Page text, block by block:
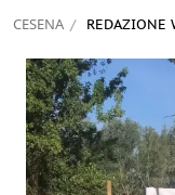
CESENA REDAZIONE